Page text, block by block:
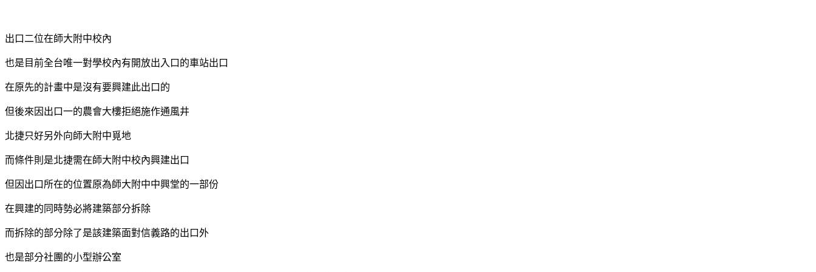
出口二位在師大附中校內
也是目前全台唯一對學校內有開放出入口的車站出口
在原先的計畫中是沒有要興建此出口的
但後來因出口一的農會大樓拒絕施作通風井
北捷只好另外向師大附中覓地
而條件則是北捷需在師大附中校內興建出口
但因出口所在的位置原為師大附中中興堂的一部份
在興建的同時勢必將建築部分拆除
而拆除的部分除了是該建築面對信義路的出口外
也是部分社團的小型辦公室